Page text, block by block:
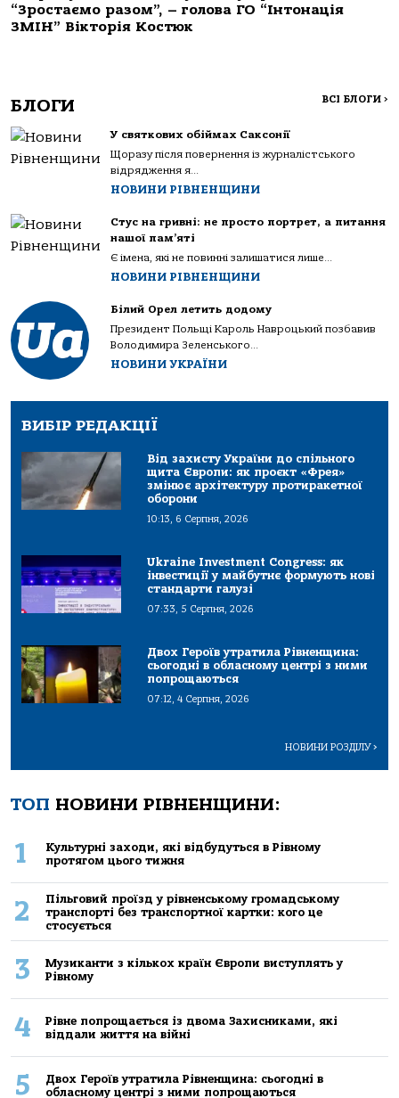
“Зростаємо разом”, – голова ГО “Інтонація
ЗМІН” Вікторія Костюк
БЛОГИ ВСІ БЛОГИ >
У святкових обіймах Саксонії
Щоразу після повернення із журналістського
відрядження я...
НОВИНИ РІВНЕНЩИНИ
Стус на гривні: не просто портрет, а питання
нашої пам’яті
Є імена, які не повинні залишатися лише...
НОВИНИ РІВНЕНЩИНИ
Білий Орел летить додому
Президент Польщі Кароль Навроцький позбавив
Володимира Зеленського...
НОВИНИ УКРАЇНИ
ВИБІР РЕДАКЦІЇ
Від захисту України до спільного
щита Європи: як проєкт «Фрея»
змінює архітектуру протиракетної
оборони
10:13, 6 Серпня, 2026
Ukraine Investment Congress: як
інвестиції у майбутнє формують нові
стандарти галузі
07:33, 5 Серпня, 2026
Двох Героїв утратила Рівненщина:
сьогодні в обласному центрі з ними
попрощаються
07:12, 4 Серпня, 2026
НОВИНИ РОЗДІЛУ>
ТОП НОВИНИ РІВНЕНЩИНИ:
1
Культурні заходи, які відбудуться в Рівному
протягом цього тижня
2
Пільговий проїзд у рівненському громадському
транспорті без транспортної картки: кого це
стосується
3
Музиканти з кількох країн Європи виступлять у
Рівному
4
Рівне попрощається із двома Захисниками, які
віддали життя на війні
5
Двох Героїв утратила Рівненщина: сьогодні в
обласному центрі з ними попрощаються